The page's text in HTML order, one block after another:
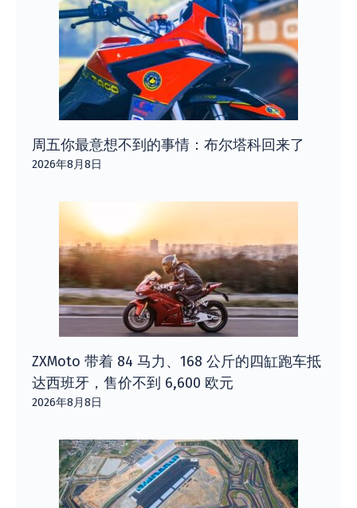
周五你最意想不到的事情：布尔塔科回来了
2026年8月8日
ZXMoto 带着 84 马力、168 公斤的四缸跑车抵
达西班牙，售价不到 6,600 欧元
2026年8月8日